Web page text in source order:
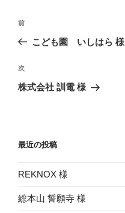
投
ビ
ゲ
ン
前
の
稿
前
こども園 いしはら 様
次
の
次
株式会社 訓電 様
最近の投稿
REKNOX 様
総本山 誓願寺 様